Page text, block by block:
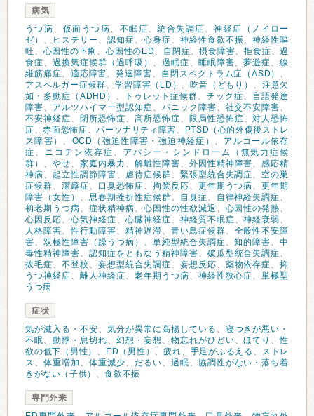
病気
うつ病、 仮面うつ病、 不眠症、統合失調症 、神経症（ノイロー
ゼ） 、 ヒステリー 、 認知症、 心身症、 神経性食欲不振 、神経性嘔
吐、 心因性の下痢 、 心因性のED、 自閉症、摂食障害、拒食症、過
食症、 過換気症候群（過呼吸） 、 過眠症、 睡眠障害、夢遊症、線
維筋痛症、 適応障害、発達障害、 自閉スペクトラム症（ASD） 、
アスペルガー症候群、学習障害（LD） 、吃音（どもり） 、 注意欠
如・多動症（ADHD） 、 トゥレット症候群、チック症、言語発達
障害、 アルツハイマー型認知症、 パニック障害、 社交不安障害、
不安神経症、 閉所恐怖症、 高所恐怖症、 限局性恐怖症、対人恐怖
症、赤面恐怖症、パーソナリティ障害、
PTSD（心的外傷後ストレ
ス障害） 、 OCD（強迫性障害・強迫神経症） 、 アルコール依存
症 、 ニコチン依存症 、 アパシー・シンドローム（無気力症候
群） 、 やせ、 家庭内暴力 、 解離性障害、 外因性精神障害、感応精
神病、 起立性調節障害、 虐待症候群、 緊張型統合失調症、 空の巣
症候群、 潔癖症、 口臭恐怖症、 拘禁反応、 更年期うつ病、更年期
障害（女性） 、 思春期挫折性症候群、 自臭症、 自律神経失調症、
初老期うつ病、 症状精神病、 心因性の性欲減退 、 心因性の発熱、
心因反応、 心気神経症、 心臓神経症、 神経質不眠症、神経衰弱、
人格障害、性行動障害、 精神遅滞、 青い鳥症候群、 全般性不安障
害、 双極性障害（躁うつ病） 、 単純型統合失調症、知的障害、中
毒性精神障害、 認知症をともなう精神障害、 破瓜型統合失調症、
抜毛症、 不登校、 妄想型統合失調症、 妄想反応、 薬物依存症、抑
うつ神経症、 離人神経症、 老年期うつ病、 神経性狭心症、単極型
うつ病
症状
気が滅入る・不安、 気分が異常に高揚している 、 寝つきが悪い・
不眠、 動悸・息切れ、 幻想・妄想 、 物忘れがひどい、ほてり 、性
欲の低下（男性） 、 ED（男性） 、疲れ、 手足がふるえる 、 ストレ
ス 、 体重増加 、 体重減少、 だるい、 過眠、 協調性がない・落ち着
きがない（子供） 、食欲不振
専門外来